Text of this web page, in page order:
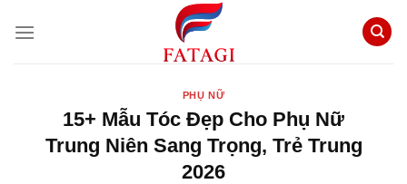
đến
PHỤ NỮ
15+ Mẫu Tóc Đẹp Cho Phụ Nữ
Trung Niên Sang Trọng, Trẻ Trung
2026